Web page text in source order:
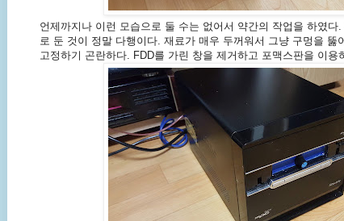
언제까지나 이런 모습으로 둘 수는 없어서 약간의 작업을 하였다
로 둔 것이 정말 다행이다. 재료가 매우 두꺼워서 그냥 구멍을 뚫
고정하기 곤란하다. FDD를 가린 창을 제거하고 포맥스판을 이용